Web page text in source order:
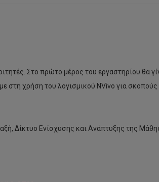
Στο πρώτο μέρος του εργαστηρίου θα
στη χρήση του λογισμικού NVivo για σκοπούς
Δίκτυο Ενίσχυσης και Ανάπτυξης της